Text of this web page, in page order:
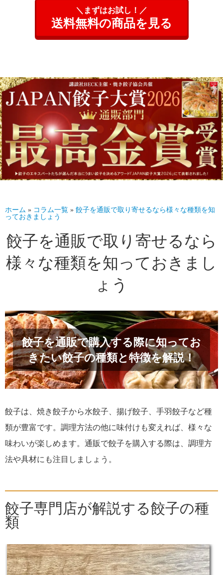
＼まずはお試し！／
送料無料の商品を見る
ホーム » コラム一覧 » 餃子を通販で取り寄せるなら様々な種類を知
っておきましょう
餃子を通販で取り寄せるなら
様々な種類を知っておきまし
ょう
餃子を通販で購入する際に知ってお
きたい餃子の種類と特徴を解説！
餃子は、焼き餃子から水餃子、揚げ餃子、手羽餃子など種
類が豊富です。調理方法の他に味付けも変えれば、様々な
味わいが楽しめます。通販で餃子を購入する際は、調理方
法や具材にも注目しましょう。
餃子専門店が解説する餃子の種
類